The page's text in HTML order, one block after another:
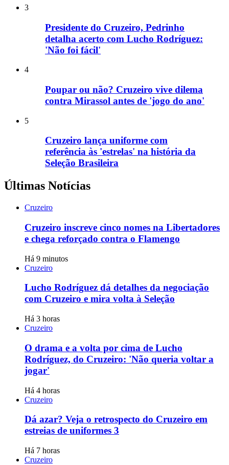
3
Presidente do Cruzeiro, Pedrinho
detalha acerto com Lucho Rodríguez:
'Não foi fácil'
4
Poupar ou não? Cruzeiro vive dilema
contra Mirassol antes de 'jogo do ano'
5
Cruzeiro lança uniforme com
referência às 'estrelas' na história da
Seleção Brasileira
Últimas Notícias
Cruzeiro
Cruzeiro inscreve cinco nomes na Libertadores
e chega reforçado contra o Flamengo
Há 9 minutos
Cruzeiro
Lucho Rodríguez dá detalhes da negociação
com Cruzeiro e mira volta à Seleção
Há 3 horas
Cruzeiro
O drama e a volta por cima de Lucho
Rodríguez, do Cruzeiro: 'Não queria voltar a
jogar'
Há 4 horas
Cruzeiro
Dá azar? Veja o retrospecto do Cruzeiro em
estreias de uniformes 3
Há 7 horas
Cruzeiro